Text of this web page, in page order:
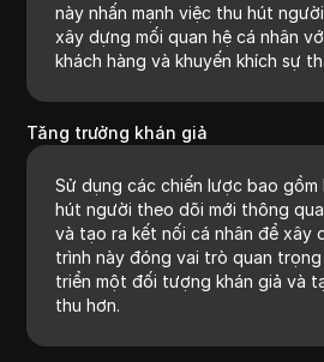
này nhấn mạnh việc thu hút
xây dựng mối quan hệ cá nhân
khách hàng và khuyến khích sự
Tăng trưởng khán giả
Sử dụng các chiến lược bao gồm
hút người theo dõi mới thông
và tạo ra kết nối cá nhân để xây
trình này đóng vai trò quan
triển một đối tượng khán giả và
thu hơn.